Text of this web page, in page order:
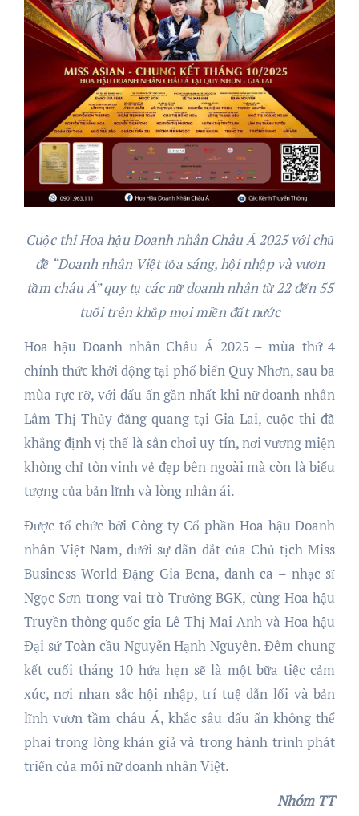
Cuộc thi Hoa hậu Doanh nhân Châu Á 2025 với chủ
đề “Doanh nhân Việt tỏa sáng, hội nhập và vươn
tầm châu Á” quy tụ các nữ doanh nhân từ 22 đến 55
tuổi trên khắp mọi miền đất nước
Hoa hậu Doanh nhân Châu Á 2025 – mùa thứ 4
chính thức khởi động tại phố biển Quy Nhơn, sau ba
mùa rực rỡ, với dấu ấn gần nhất khi nữ doanh nhân
Lâm Thị Thủy đăng quang tại Gia Lai, cuộc thi đã
khẳng định vị thế là sân chơi uy tín, nơi vương miện
không chỉ tôn vinh vẻ đẹp bên ngoài mà còn là biểu
tượng của bản lĩnh và lòng nhân ái.
Được tổ chức bởi Công ty Cổ phần Hoa hậu Doanh
nhân Việt Nam, dưới sự dẫn dắt của Chủ tịch Miss
Business World Đặng Gia Bena, danh ca – nhạc sĩ
Ngọc Sơn trong vai trò Trưởng BGK, cùng Hoa hậu
Truyền thông quốc gia Lê Thị Mai Anh và Hoa hậu
Đại sứ Toàn cầu Nguyễn Hạnh Nguyên. Đêm chung
kết cuối tháng 10 hứa hẹn sẽ là một bữa tiệc cảm
xúc, nơi nhan sắc hội nhập, trí tuệ dẫn lối và bản
lĩnh vươn tầm châu Á, khắc sâu dấu ấn không thể
phai trong lòng khán giả và trong hành trình phát
triển của mỗi nữ doanh nhân Việt.
Nhóm TT